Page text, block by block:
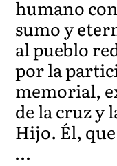
humano
sumo y
al pueblo
por la
memorial,
de la cruz y
Hijo. Él,
…